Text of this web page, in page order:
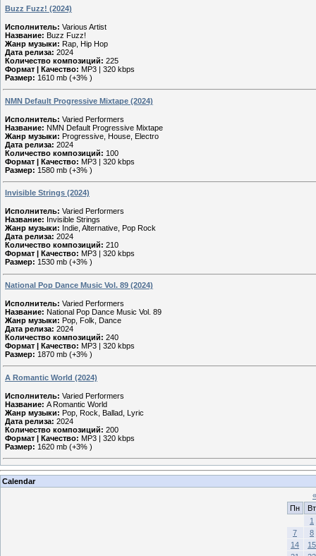
Buzz Fuzz! (2024)
Исполнитель: Various Artist
Название: Buzz Fuzz!
Жанр музыки: Rap, Hip Hop
Дата релиза: 2024
Количество композиций: 225
Формат | Качество: MP3 | 320 kbps
Размер: 1610 mb (+3% )
NMN Default Progressive Mixtape (2024)
Исполнитель: Varied Performers
Название: NMN Default Progressive Mixtape
Жанр музыки: Progressive, House, Electro
Дата релиза: 2024
Количество композиций: 100
Формат | Качество: MP3 | 320 kbps
Размер: 1580 mb (+3% )
Invisible Strings (2024)
Исполнитель: Varied Performers
Название: Invisible Strings
Жанр музыки: Indie, Alternative, Pop Rock
Дата релиза: 2024
Количество композиций: 210
Формат | Качество: MP3 | 320 kbps
Размер: 1530 mb (+3% )
National Pop Dance Music Vol. 89 (2024)
Исполнитель: Varied Performers
Название: National Pop Dance Music Vol. 89
Жанр музыки: Pop, Folk, Dance
Дата релиза: 2024
Количество композиций: 240
Формат | Качество: MP3 | 320 kbps
Размер: 1870 mb (+3% )
A Romantic World (2024)
Исполнитель: Varied Performers
Название: A Romantic World
Жанр музыки: Pop, Rock, Ballad, Lyric
Дата релиза: 2024
Количество композиций: 200
Формат | Качество: MP3 | 320 kbps
Размер: 1620 mb (+3% )
Calendar
«
Пн
Вт
1
7
8
14
15